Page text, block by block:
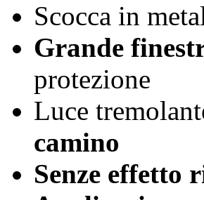
Scocca in
Grande
protezione
Luce
camino
Senze effetto